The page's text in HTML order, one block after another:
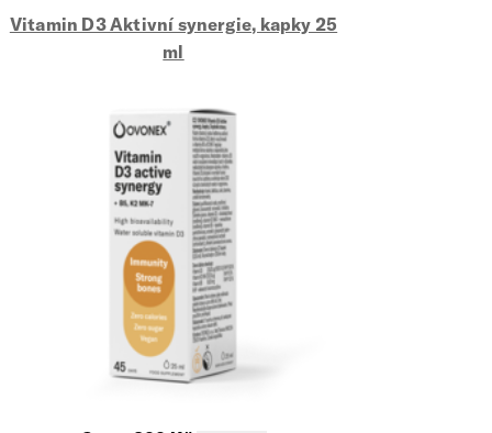
Vitamin D3 Aktivní synergie, kapky 25
ml